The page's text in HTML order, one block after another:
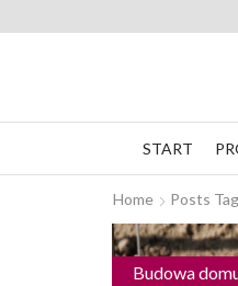
START
Home Posts
Budowa